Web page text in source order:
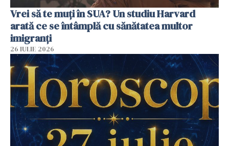
Vrei să te muți în SUA? Un studiu Harvard
arată ce se întâmplă cu sănătatea multor
imigranți
26 IULIE 2026